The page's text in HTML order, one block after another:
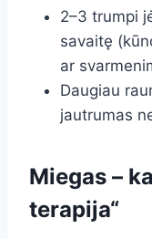
2–3 trumpi
savaitę
ar
Daugiau
jautrumas
Miegas –
terapija“